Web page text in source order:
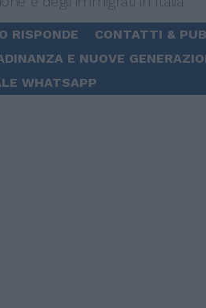
RISPONDE
CONTATTI &
E NUOVE
WHATSAPP